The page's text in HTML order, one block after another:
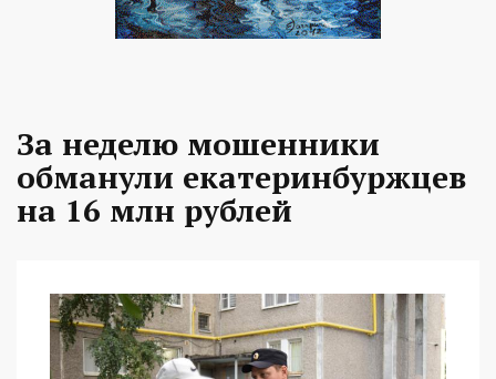
За неделю мошенники
обманули екатеринбуржцев
на 16 млн рублей